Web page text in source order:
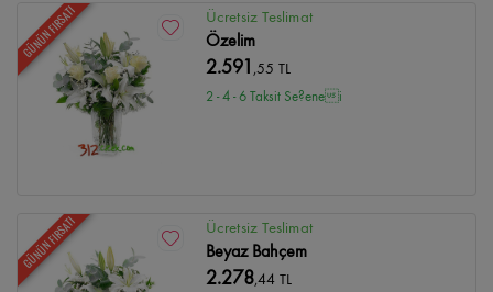
GÜNÜN FIRSATI Ücretsiz Teslimat
Özelim
2.591 ,55 TL
2 - 4 - 6 Taksit Se?enei
GÜNÜN FIRSATI Ücretsiz Teslimat
Beyaz Bahçem
2.278,44 TL